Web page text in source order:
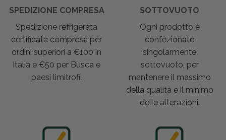
SPEDIZIONE COMPRESA
Spedizione refrigerata
certificata compresa per
ordini superiori a €100 in
Italia e €50 per Busca e
paesi limitrofi.
SOTTOVUOTO
Ogni prodotto è
confezionato
singolarmente
sottovuoto, per
mantenere il massimo
della qualità e il minimo
delle alterazioni.